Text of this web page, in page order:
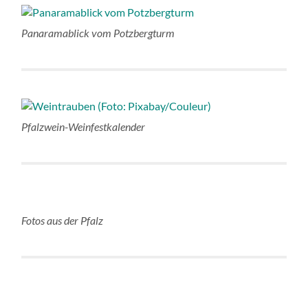
Panaramablick vom Potzbergturm
Pfalzwein-Weinfestkalender
Fotos aus der Pfalz